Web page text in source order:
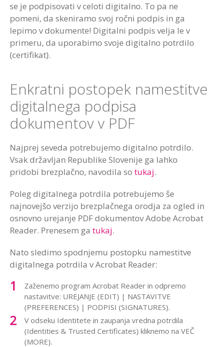
se je podpisovati v celoti digitalno. To pa ne
pomeni, da skeniramo svoj ročni podpis in ga
lepimo v dokumente! Digitalni podpis velja le v
primeru, da uporabimo svoje digitalno potrdilo
(certifikat).
Enkratni postopek namestitve
digitalnega podpisa
dokumentov v PDF
Najprej seveda potrebujemo digitalno potrdilo.
Vsak državljan Republike Slovenije ga lahko
pridobi brezplačno, navodila so tukaj.
Poleg digitalnega potrdila potrebujemo še
najnovejšo verzijo brezplačnega orodja za ogled in
osnovno urejanje PDF dokumentov Adobe Acrobat
Reader. Prenesem ga tukaj.
Nato sledimo spodnjemu postopku namestitve
digitalnega potrdila v Acrobat Reader:
Zaženemo program Acrobat Reader in odpremo
nastavitve: UREJANJE (EDIT) | NASTAVITVE
(PREFERENCES) | PODPISI (SIGNATURES).
V odseku Identitete in zaupanja vredna potrdila
(Identities & Trusted Certificates) kliknemo na VEČ
(MORE).